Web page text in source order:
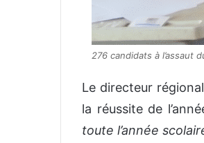
276 candidats à l’assaut
Le directeur
la réussite de
toute l’année